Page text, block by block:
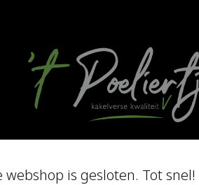
webshop is gesloten. Tot snel!